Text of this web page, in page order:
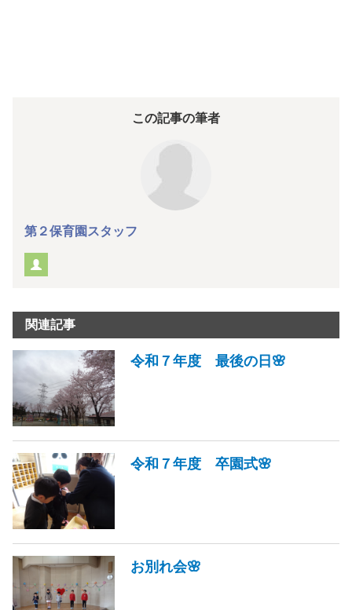
この記事の筆者
第２保育園スタッフ
関連記事
令和７年度 最後の日🌸
令和７年度 卒園式🌸
お別れ会🌸